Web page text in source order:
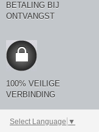
BETALING BIJ
ONTVANGST
100% VEILIGE
VERBINDING
Select Language ▼